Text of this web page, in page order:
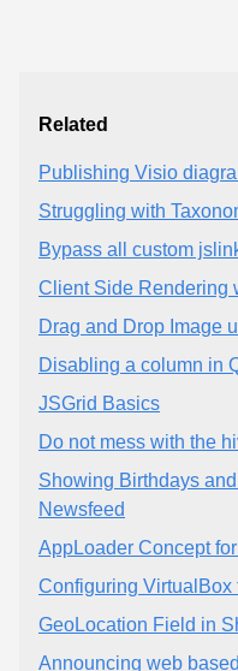
Related
Publishing Visio
Struggling with
Bypass all custom
Client Side Rendering
Drag and Drop Image
Disabling a column in
JSGrid Basics
Do not mess with the
Showing Birthdays
Newsfeed
AppLoader Concept
Configuring VirtualBox
GeoLocation Field in
Announcing web